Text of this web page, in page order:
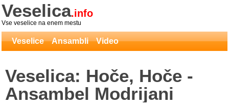
Veselica.info
Vse veselice na enem mestu
Veselice Ansambli Video
Veselica: Hoče, Hoče -
Ansambel Modrijani